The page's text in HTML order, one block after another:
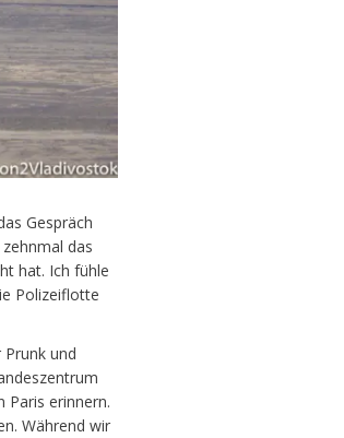
Gespräch
das
hat. Ich fühle
Polizeiflotte
und
Paris erinnern.
Während wir